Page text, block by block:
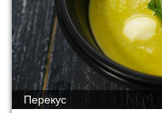
Перекус